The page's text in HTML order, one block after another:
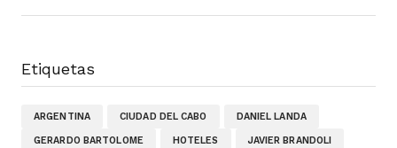
Etiquetas
ARGENTINA CIUDAD DEL CABO DANIEL LANDA
GERARDO BARTOLOME HOTELES JAVIER BRANDOLI